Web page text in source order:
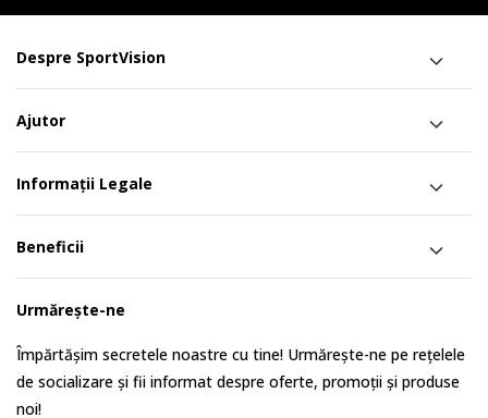
Despre SportVision
Ajutor
Informații Legale
Beneficii
Urmărește-ne
Împărtășim secretele noastre cu tine! Urmărește-ne pe rețelele
de socializare și fii informat despre oferte, promoții și produse
noi!